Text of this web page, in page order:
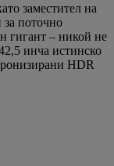
заместител на
за поточно
гигант – никой не
инча истинско
HDR